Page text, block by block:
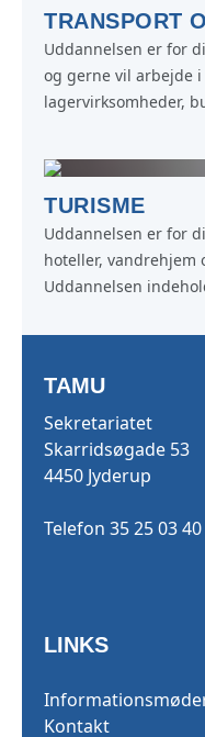
TRANSPORT
Uddannelsen er for
og gerne vil arbejde
lagervirksomheder,
vedligeholdelse af
TURISME
Uddannelsen er for
hoteller, vandrehjem
Uddannelsen
afdækning samt
TAMU
Sekretariatet
Skarridsøgade 53
4450 Jyderup
Telefon 35 25 03 40
LINKS
Kontakt